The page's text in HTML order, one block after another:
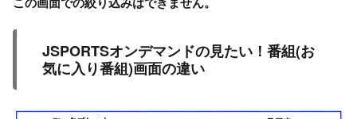
JSPORTSオンデマンドの見たい！番組(お
気に入り番組)画面の違い